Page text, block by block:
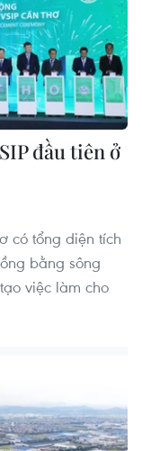
đầu tiên ở
có tổng diện tích
bằng sông
việc làm cho